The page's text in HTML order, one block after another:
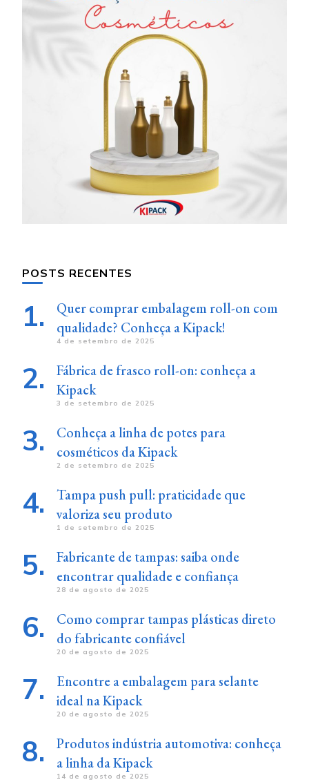
POSTS RECENTES
Quer comprar embalagem roll-on com
qualidade? Conheça a Kipack!
4 de setembro de 2025
Fábrica de frasco roll-on: conheça a
Kipack
3 de setembro de 2025
Conheça a linha de potes para
cosméticos da Kipack
2 de setembro de 2025
Tampa push pull: praticidade que
valoriza seu produto
1 de setembro de 2025
Fabricante de tampas: saiba onde
encontrar qualidade e confiança
28 de agosto de 2025
Como comprar tampas plásticas direto
do fabricante confiável
20 de agosto de 2025
Encontre a embalagem para selante
ideal na Kipack
20 de agosto de 2025
Produtos indústria automotiva: conheça
a linha da Kipack
14 de agosto de 2025